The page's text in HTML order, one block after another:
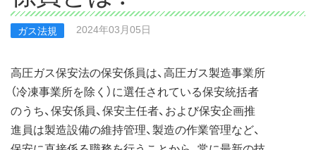
ガス法規 2024年03月05日
高圧ガス保安法の保安係員は、高圧ガス製造事業所
（冷凍事業所を除く）に選任されている保安統括者
のうち、保安係員、保安主任者、および保安企画推
進員は製造設備の維持管理、製造の作業管理など、